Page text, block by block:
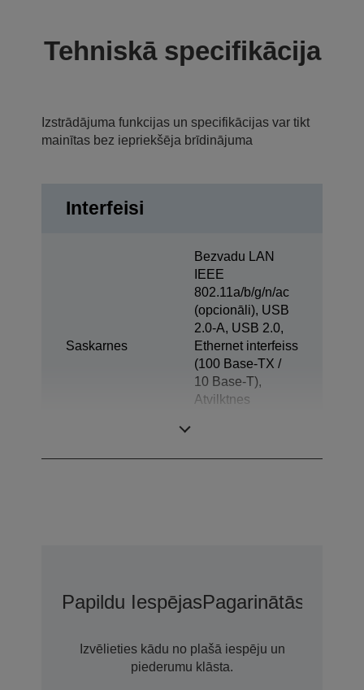
Tehniskā specifikācija
Izstrādājuma funkcijas un specifikācijas var tikt
mainītas bez iepriekšēja brīdinājuma
Interfeisi
Saskarnes
Bezvadu LAN
IEEE
802.11a/b/g/n/ac
(opcionāli), USB
2.0-A, USB 2.0,
Ethernet interfeiss
(100 Base-TX /
10 Base-T),
Atvilktnes
Papildu IespējasPagarinātās
Izvēlieties kādu no plašā iespēju un
piederumu klāsta.